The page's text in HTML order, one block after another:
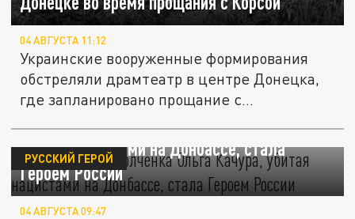
04 АВГУСТА 11:12
Украинские вооруженные формирования
обстреляли драмтеатр в центре Донецка,
где запланировано прощание с...
Легендарная ополченка Ольга Качура,
убитая нацистами на Донбассе, стала
Героем России
РУССКИЙ ГЕРОЙ
04 АВГУСТА 09:47